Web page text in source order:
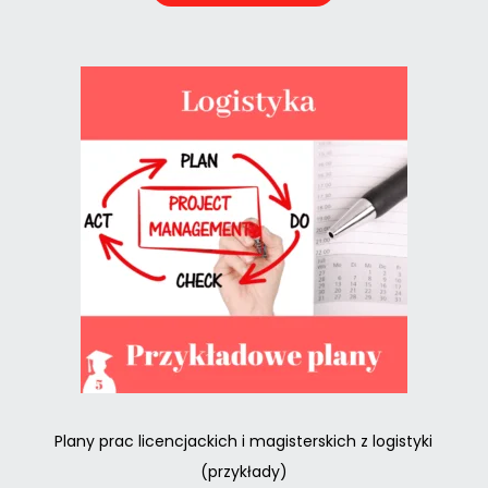
Plany prac licencjackich i magisterskich z logistyki
(przykłady)